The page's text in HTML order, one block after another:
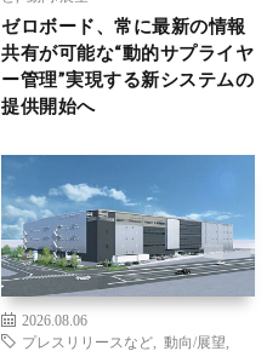
ゼロボード、常に最新の情報
共有が可能な“動的サプライヤ
ー管理”実現する新システムの
提供開始へ
2026.08.06
プレスリリースなど
動向/展望